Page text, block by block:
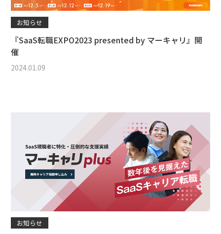
お知らせ
『SaaS転職EXPO2023 presented by マーキャリ』開
催
2024.01.09
お知らせ